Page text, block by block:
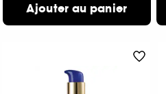
Ajouter au panier